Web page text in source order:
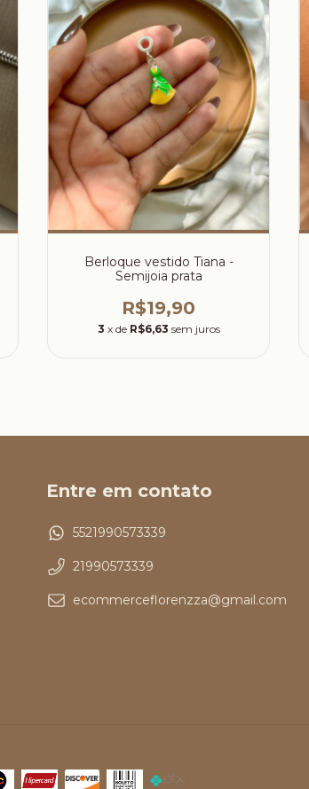
Berloque vestido Tiana -
Semijoia prata
R$19,90
3 x de R$6,63 sem juros
Entre em contato
5521990573339
21990573339
ecommerceflorenzza@gmail.com